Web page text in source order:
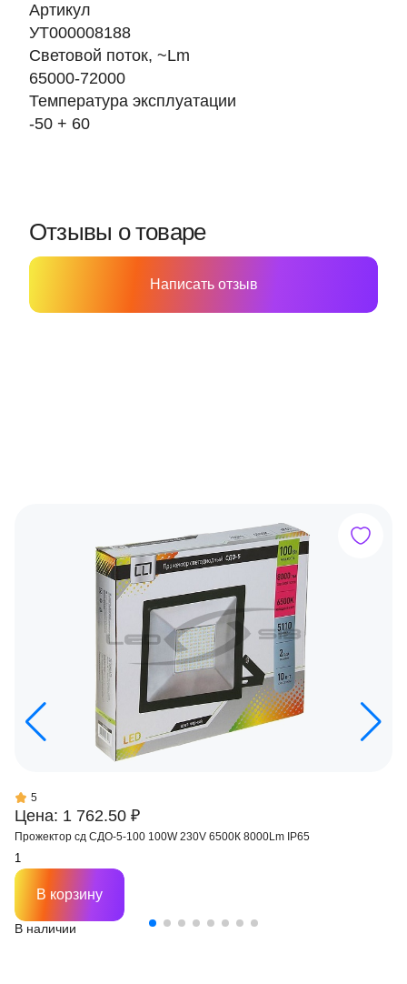
Артикул
УТ000008188
Световой поток, ~Lm
65000-72000
Температура эксплуатации
-50 + 60
Отзывы о товаре
Написать отзыв
Цена: 1 762.50 ₽
5
Прожектор сд СДО-5-100 100W 230V 6500К 8000Lm IP65
В наличии
В корзину